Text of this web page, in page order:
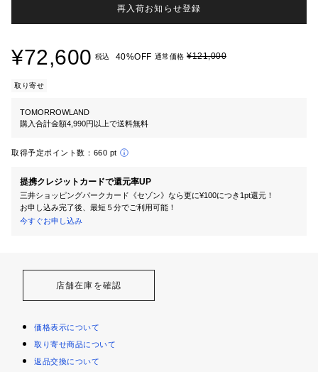
再入荷お知らせ登録
¥72,600 税込 40%OFF 通常価格 ¥121,000
取り寄せ
TOMORROWLAND
購入合計金額4,990円以上で送料無料
取得予定ポイント数： 660 pt
提携クレジットカードで還元率UP
三井ショッピングパークカード《セゾン》なら更に¥100につき1pt還元！
お申し込み完了後、最短５分でご利用可能！
今すぐお申し込み
店舗在庫を確認
価格表示について
取り寄せ商品について
返品交換について